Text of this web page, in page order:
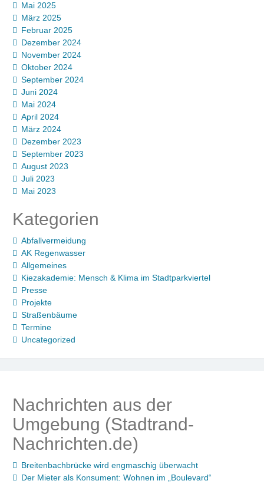
Mai 2025
März 2025
Februar 2025
Dezember 2024
November 2024
Oktober 2024
September 2024
Juni 2024
Mai 2024
April 2024
März 2024
Dezember 2023
September 2023
August 2023
Juli 2023
Mai 2023
Kategorien
Abfallvermeidung
AK Regenwasser
Allgemeines
Kiezakademie: Mensch & Klima im Stadtparkviertel
Presse
Projekte
Straßenbäume
Termine
Uncategorized
Nachrichten aus der
Umgebung (Stadtrand-
Nachrichten.de)
Breitenbachbrücke wird engmaschig überwacht
Der Mieter als Konsument: Wohnen im „Boulevard“